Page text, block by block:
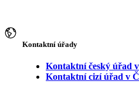
Kontaktní úřady
Kontaktní český úřad
Kontaktní cizí úřad v